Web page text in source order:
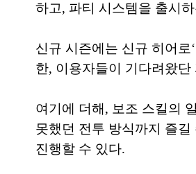
하고, 파티 시스템을 출시
신규 시즌에는 신규 히어
한, 이용자들이 기다려왔
여기에 더해, 보조 스킬의
못했던 전투 방식까지 즐
진행할 수 있다.